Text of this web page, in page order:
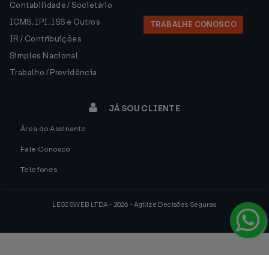
Contabilidade / Societário
ICMS, IPI, ISS e Outros
IR / Contribuições
Simples Nacional
Trabalho / Previdência
TRABALHE CONOSCO
JÁ SOU CLIENTE
Área do Assinante
Fale Conosco
Telefones
LEGISWEB LTDA - 2026 - Agilize Decisões Seguras